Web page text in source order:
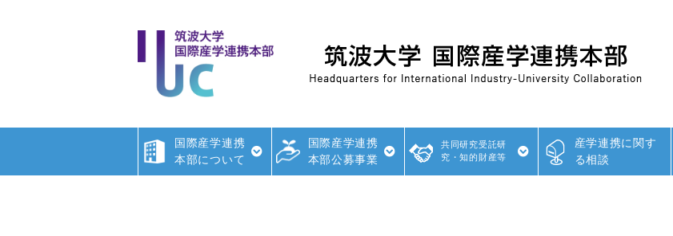
国際産学連携
本部について
国際産学連携
本部公募事業
共同研究受託研
究・知的財産等
産学連携に関す
る相談